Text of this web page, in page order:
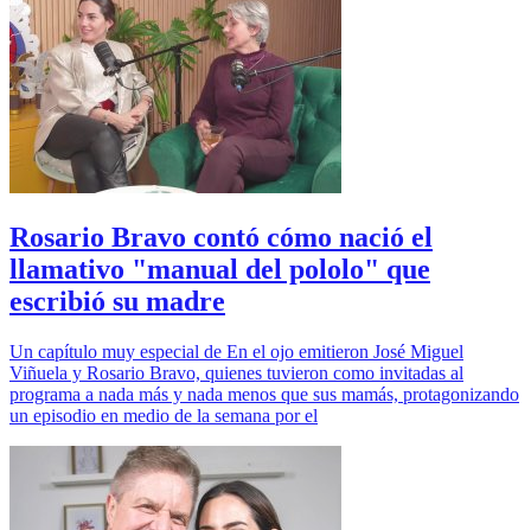
Rosario Bravo contó cómo nació el
llamativo "manual del pololo" que
escribió su madre
Un capítulo muy especial de En el ojo emitieron José Miguel
Viñuela y Rosario Bravo, quienes tuvieron como invitadas al
programa a nada más y nada menos que sus mamás, protagonizando
un episodio en medio de la semana por el